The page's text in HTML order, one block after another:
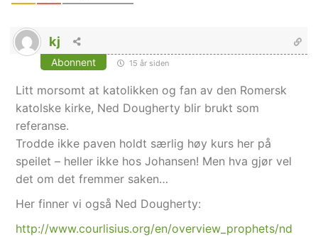
kj
Abonnent 15 år siden
Litt morsomt at katolikken og fan av den Romersk
katolske kirke, Ned Dougherty blir brukt som
referanse.
Trodde ikke paven holdt særlig høy kurs her på
speilet – heller ikke hos Johansen! Men hva gjør vel
det om det fremmer saken…
Her finner vi også Ned Dougherty:
http://www.courlisius.org/en/overview_prophets/nd